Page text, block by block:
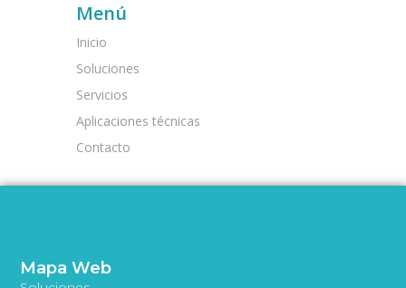
Menú
Inicio
Soluciones
Servicios
Aplicaciones técnicas
Contacto
Mapa Web